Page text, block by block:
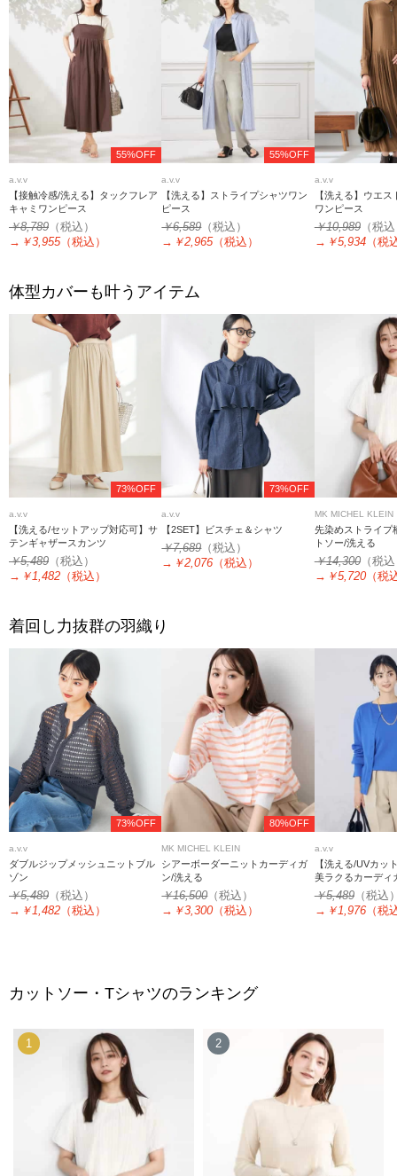
55%OFF
a.v.v
【接触冷感/洗える】タックフレア
キャミワンピース
￥8,789 （税込）
→ ￥3,955（税込）
55%OFF
a.v.v
【洗える】ストライプシャツワン
ピース
￥6,589（税込）
→ ￥2,965（税込）
a.v.v
【洗える】ウエ
ワンピース
￥10,989（税
→ ￥5,934（税
体型カバーも叶うアイテム
73%OFF
a.v.v
【洗える/セットアップ対応可】サ
テンギャザースカンツ
￥5,489 （税込）
→ ￥1,482 （税込）
73%OFF
a.v.v
【2SET】ビスチェ＆シャツ
￥7,689（税込）
→ ￥2,076 （税込）
MK MICHEL KLEIN
先染めストライプ
トソー/洗える
￥14,300（税
→ ￥5,720（税
着回し力抜群の羽織り
73%OFF
a.v.v
ダブルジップメッシュニットブル
ゾン
￥5,489 （税込）
→ ￥1,482 （税込）
80%OFF
MK MICHEL KLEIN
シアーボーダーニットカーディガ
ン/洗える
￥16,500（税込）
→ ￥3,300 （税込）
a.v.v
【洗える/UVカッ
美ラクるカーディ
￥5,489（税込
→ ￥1,976（税
カットソー・Tシャツのランキング
1 2